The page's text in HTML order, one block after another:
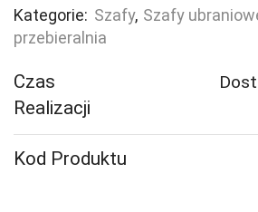
4
Kategorie: Szafy, Szafy
przebieralnia
Czas
Realizacji
Kod Produktu